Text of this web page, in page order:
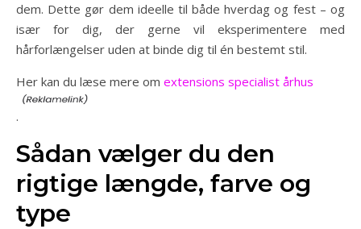
dem. Dette gør dem ideelle til både hverdag og fest – og
især for dig, der gerne vil eksperimentere med
hårforlængelser uden at binde dig til én bestemt stil.
Her kan du læse mere om extensions specialist århus
.
Sådan vælger du den
rigtige længde, farve og
type